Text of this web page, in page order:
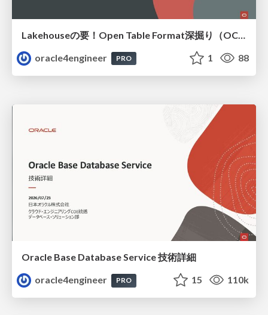
Lakehouseの要！Open Table Format深掘り（OCHaCafe Season 11 #6）
oracle4engineer
PRO 1 88
Oracle Base Database Service 技術詳細
oracle4engineer
PRO 15 110k